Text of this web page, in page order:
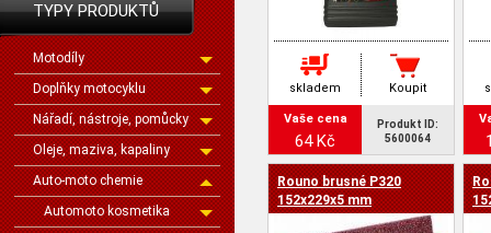
TYPY PRODUKTŮ
Motodíly
Doplňky motocyklu
Nářadí, nástroje, pomůcky
Oleje, maziva, kapaliny
Auto-moto chemie
Automoto kosmetika
skladem Koupit
Vaše cena
64 Kč
Produkt ID:
5600064
Rouno brusné P320
152x229x5 mm